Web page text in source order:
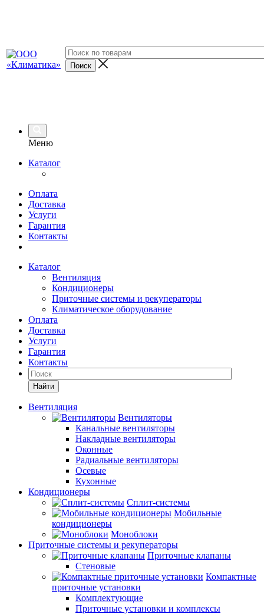
Меню
Каталог
Оплата
Доставка
Услуги
Гарантия
Контакты
Каталог
Вентиляция
Кондиционеры
Приточные системы и рекуператоры
Климатическое оборудование
Оплата
Доставка
Услуги
Гарантия
Контакты
Найти
Вентиляция
Вентиляторы
Канальные вентиляторы
Накладные вентиляторы
Оконные
Радиальные вентиляторы
Осевые
Кухонные
Кондиционеры
Сплит-системы
Мобильные
кондиционеры
Моноблоки
Приточные системы и рекуператоры
Приточные клапаны
Стеновые
Компактные
приточные установки
Комплектующие
Приточные установки и комплексы